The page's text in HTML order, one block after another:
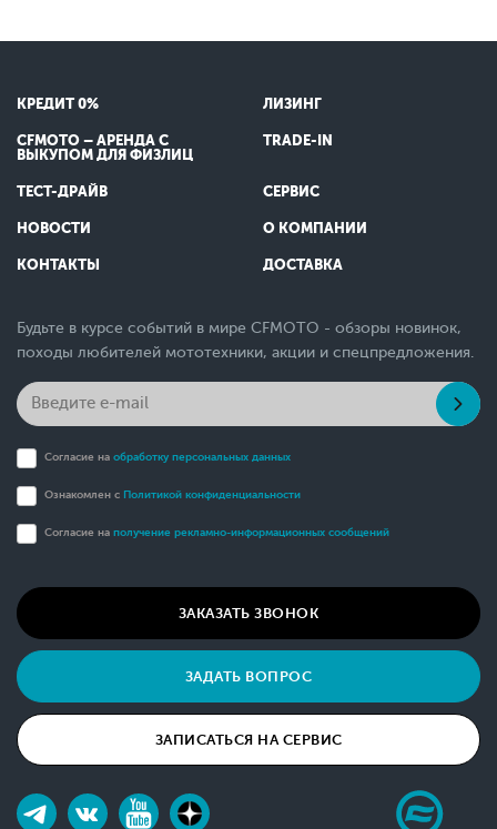
КРЕДИТ 0% ЛИЗИНГ
CFMOTO – АРЕНДА С
ВЫКУПОМ ДЛЯ ФИЗЛИЦ
TRADE-IN
ТЕСТ-ДРАЙВ СЕРВИС
НОВОСТИ О КОМПАНИИ
КОНТАКТЫ ДОСТАВКА
Будьте в курсе событий в мире CFMOTO - обзоры новинок,
походы любителей мототехники, акции и спецпредложения.
Согласие на обработку персональных данных
Ознакомлен с Политикой конфиденциальности
Согласие на получение рекламно-информационных сообщений
ЗАКАЗАТЬ ЗВОНОК
ЗАДАТЬ ВОПРОС
ЗАПИСАТЬСЯ НА СЕРВИС